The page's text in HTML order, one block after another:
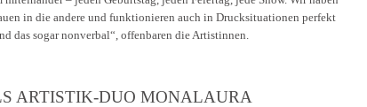
in die andere und funktionieren auch in Drucksituationen perfekt
das sogar nonverbal“, offenbaren die Artistinnen.
ARTISTIK-DUO MONALAURA